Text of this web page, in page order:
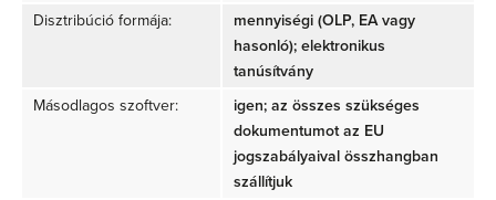
Disztribúció formája:
mennyiségi (OLP, EA vagy
hasonló); elektronikus
tanúsítvány
Másodlagos szoftver:
igen; az összes szükséges
dokumentumot az EU
jogszabályaival összhangban
szállítjuk